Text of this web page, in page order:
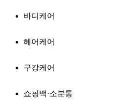
바디케어
헤어케어
구강케어
쇼핑백·소분통